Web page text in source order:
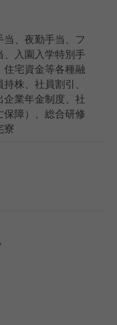
、夜勤手当、フ
、入園入学特別手
宅資金等各種融
株、社員割引、
業年金制度、社
保障）、総合研修
寮